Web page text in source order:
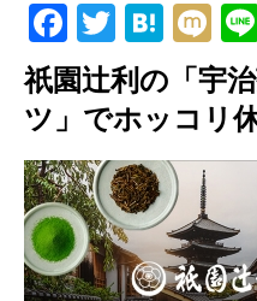
F
a
c
b
o
o
T
wi
tt
er
H
at
e
n
a
M
ixi
祇園辻利の「宇
ツ」でホッコリ